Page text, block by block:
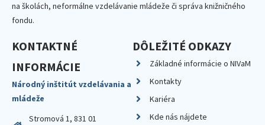
na školách, neformálne vzdelávanie mládeže či správa knižničného
fondu.
KONTAKTNÉ
INFORMÁCIE
Národný inštitút vzdelávania a
mládeže
Stromová 1, 831 01
DÔLEŽITÉ ODKAZY
Základné informácie o NIVaM
Kontakty
Kariéra
Kde nás nájdete